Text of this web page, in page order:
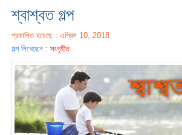
শ্বাশ্বত গল্প
প্রকাশিত হয়েছে : এপ্রিল 10, 2018
গল্প লিখেছেন :সংগৃহীত